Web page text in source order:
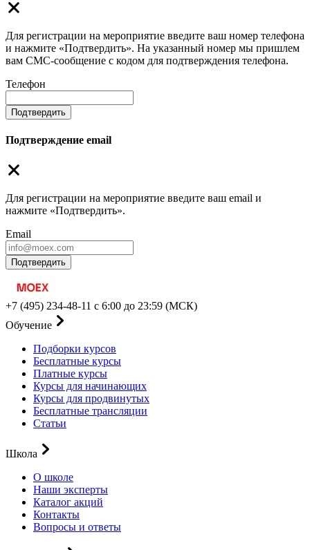
Для регистрации на мероприятие введите ваш номер телефона
и нажмите «Подтвердить». На указанный номер мы пришлем
вам СМС-сообщение с кодом для подтверждения телефона.
Телефон
Подтвердить
Подтверждение email
Для регистрации на мероприятие введите ваш email и
нажмите «Подтвердить».
Email
Подтвердить
+7 (495) 234-48-11 с 6:00 до 23:59 (МСК)
Обучение
Подборки курсов
Бесплатные курсы
Платные курсы
Курсы для начинающих
Курсы для продвинутых
Бесплатные трансляции
Статьи
Школа
О школе
Наши эксперты
Каталог акций
Контакты
Вопросы и ответы